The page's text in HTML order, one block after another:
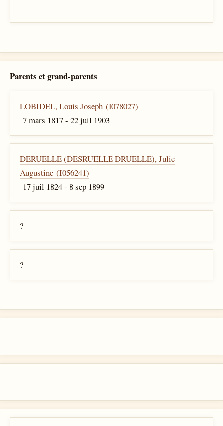
Parents et grand-parents
LOBIDEL, Louis Joseph (I078027)
7 mars 1817 - 22 juil 1903
DERUELLE (DESRUELLE DRUELLE), Julie
Augustine (I056241)
17 juil 1824 - 8 sep 1899
?
?